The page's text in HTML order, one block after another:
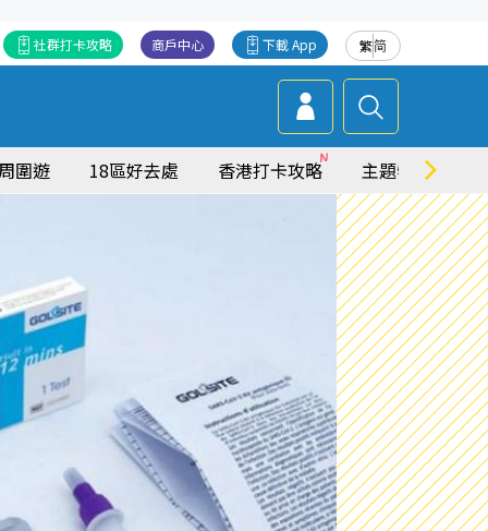
繁简
下載 App
商戶中心
社群打卡攻略
圍遊 18區好去處 香港打卡攻略 主題特集